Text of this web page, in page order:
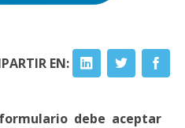
EN:
debe aceptar